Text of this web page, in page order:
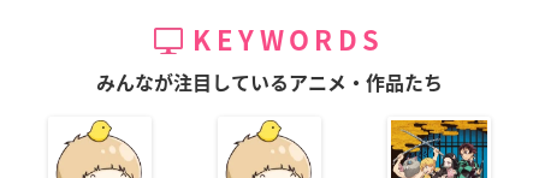
KEYWORDS
みんなが注目しているアニメ・作品たち